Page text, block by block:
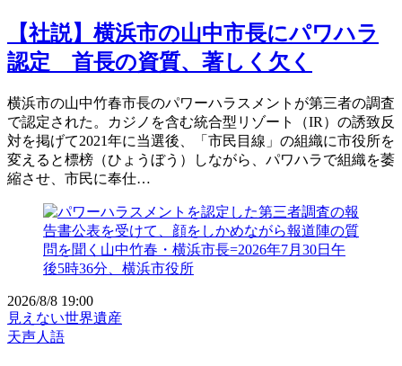
【社説】横浜市の山中市長にパワハラ
認定 首長の資質、著しく欠く
横浜市の山中竹春市長のパワーハラスメントが第三者の調査
で認定された。カジノを含む統合型リゾート（IR）の誘致反
対を掲げて2021年に当選後、「市民目線」の組織に市役所を
変えると標榜（ひょうぼう）しながら、パワハラで組織を萎
縮させ、市民に奉仕…
2026/8/8 19:00
見えない世界遺産
天声人語